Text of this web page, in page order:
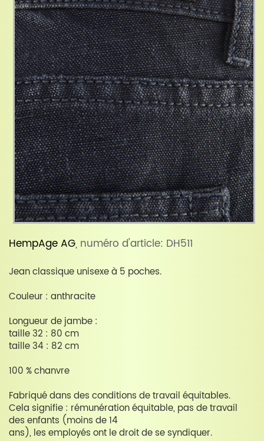
HempAge AG, numéro d'article: DH511
Jean classique unisexe à 5 poches.
Couleur : anthracite
Longueur de jambe :
taille 32 : 80 cm
taille 34 : 82 cm
100 % chanvre
Fabriqué dans des conditions de travail équitables.
Cela signifie : rémunération équitable, pas de travail
des enfants (moins de 14
ans), les employés ont le droit de se syndiquer.